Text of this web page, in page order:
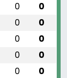
0 0
0 0
0 0
0 0
0 0